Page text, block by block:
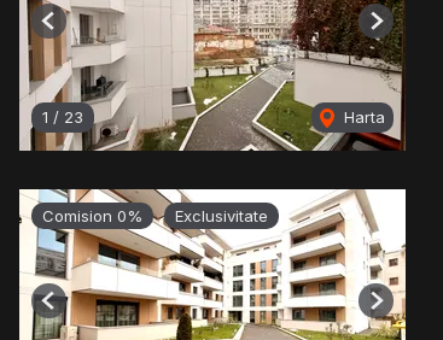
1 / 23 Harta
Previous Next
Comision 0% Exclusivitate
Previous Next